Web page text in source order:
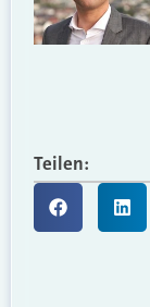
Teilen: